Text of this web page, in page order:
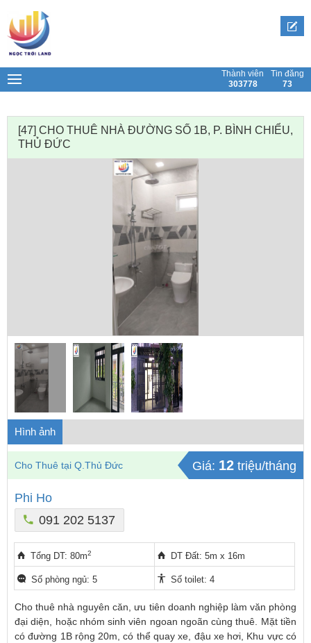
content
Thành viên
303778
Tin đăng
73
[47] CHO THUÊ NHÀ ĐƯỜNG SỐ 1B, P. BÌNH CHIỂU,
THỦ ĐỨC
Hình ảnh
Cho Thuê tại Q.Thủ Đức Giá: 12 triệu/tháng
Phi Ho
091 202 5137
Tổng DT: 80m2 DT Đất: 5m x 16m
Số phòng ngủ: 5 Số toilet: 4
Cho thuê nhà nguyên căn, ưu tiên doanh nghiệp làm văn phòng
đại diện, hoặc nhóm sinh viên ngoan ngoãn cùng thuê. Mặt tiền
có đường 1B rộng 20m, có thể quay xe, đậu xe hơi, Khu vực có